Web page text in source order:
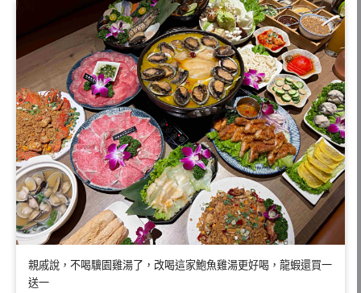
親戚說，不喝驥園雞湯了，改喝這家鮑魚雞湯更好喝，龍蝦還買一
送一